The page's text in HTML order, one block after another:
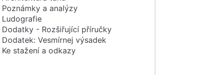
Poznámky a analýzy
Ludografie
Dodatky - Rozšiřující příručky
Dodatek: Vesmírnej výsadek
Ke stažení a odkazy